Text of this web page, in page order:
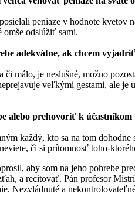
peniaze v hodnote kvetov
omše odslúžiť sami.
adekvátne, ak chcem
málo, je neslušné, možno
veľkými gestami, ale
alebo prehovoriť k účastníkom
každý, kto sa na tom
či si prítomnosť toho-
aby som na jeho pohrebe
a recitovať. Pán profesor
Nezvládnuté a